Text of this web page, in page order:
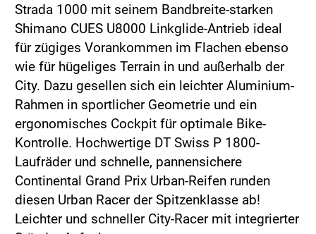
Strada 1000 mit seinem Bandbreite-starken
Shimano CUES U8000 Linkglide-Antrieb ideal
für zügiges Vorankommen im Flachen ebenso
wie für hügeliges Terrain in und außerhalb der
City. Dazu gesellen sich ein leichter Aluminium-
Rahmen in sportlicher Geometrie und ein
ergonomisches Cockpit für optimale Bike-
Kontrolle. Hochwertige DT Swiss P 1800-
Laufräder und schnelle, pannensichere
Continental Grand Prix Urban-Reifen runden
diesen Urban Racer der Spitzenklasse ab!
Leichter und schneller City-Racer mit integrierter